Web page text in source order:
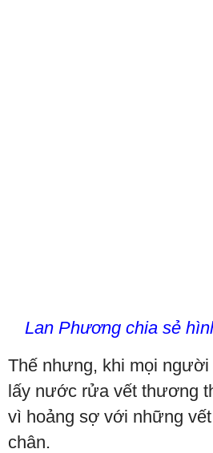
Lan Phương chia sẻ
Thế nhưng, khi mọi người
lấy nước rửa vết thương
vì hoảng sợ với những
chân.